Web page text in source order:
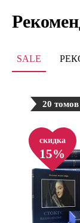
SALE
20 томов
скидка
15%